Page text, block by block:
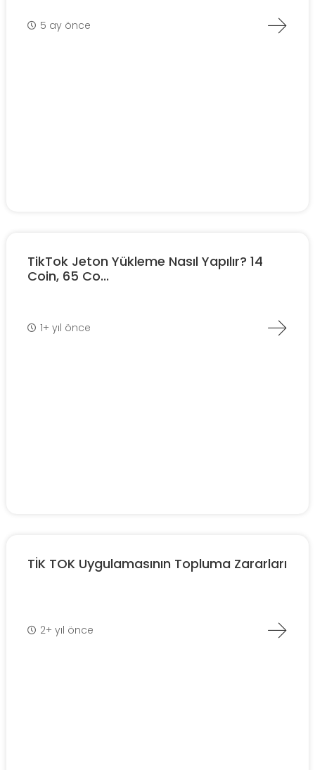
5 ay önce
TikTok Jeton Yükleme Nasıl Yapılır? 14
Coin, 65 Co...
1+ yıl önce
TİK TOK Uygulamasının Topluma Zararları
2+ yıl önce